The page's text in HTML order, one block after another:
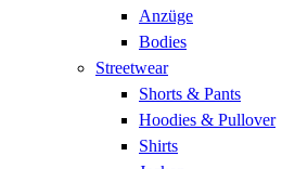
Anzüge
Bodies
Streetwear
Shorts & Pants
Hoodies & Pullover
Shirts